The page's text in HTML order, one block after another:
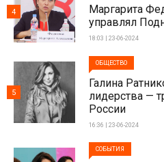
Маргарита
управлял
18:03 | 23-06-2024
4
ОБЩЕСТВО
Галина
лидерства —
России
16:36 | 23-06-2024
5
СОБЫТИЯ